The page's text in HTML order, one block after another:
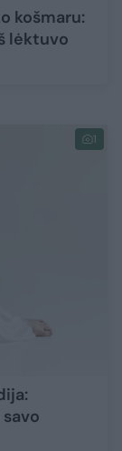
košmaru:
lėktuvo
1